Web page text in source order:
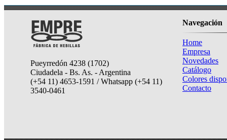
Pueyrredón 4238 (1702)
Ciudadela - Bs. As. - Argentina
(+54 11) 4653-1591 / Whatsapp (+54 11)
3540-0461
Navegación
Home
Empresa
Novedades
Catálogo
Colores
Contacto